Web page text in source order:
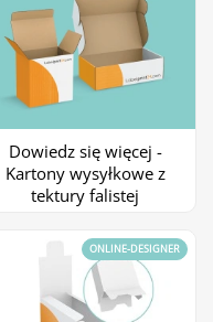
Dowiedz się więcej -
Kartony wysyłkowe z
tektury falistej
ONLINE-DESIGNER